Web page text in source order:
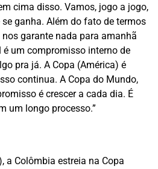
cima disso. Vamos, jogo a jogo,
ganha. Além do fato de termos
garante nada para amanhã
é um compromisso interno de
pra já. A Copa (América) é
continua. A Copa do Mundo,
é crescer a cada dia. É
um longo processo.”
a Colômbia estreia na Copa